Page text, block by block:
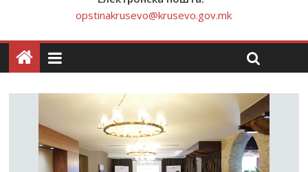
opstinakrusevo@krusevo.gov.mk